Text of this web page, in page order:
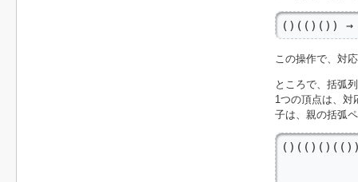
()(()())
この操作で、対
ところで、括弧
1つの頂点は、対
子は、親の括弧
()(()()(()))